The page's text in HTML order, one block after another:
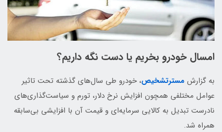
امسال خودرو بخریم یا دست نگه داریم؟
به گزارش مسترتشخیص، خودرو طی سال‌های گذشته تحت تاثیر
عوامل مختلفی همچون افزایش نرخ دلار، تورم و سیاست‌گذاری‌های
نادرست تبدیل به کالایی سرمایه‌ای و قیمت آن با افزایشی بی‌سابقه
همراه شد.